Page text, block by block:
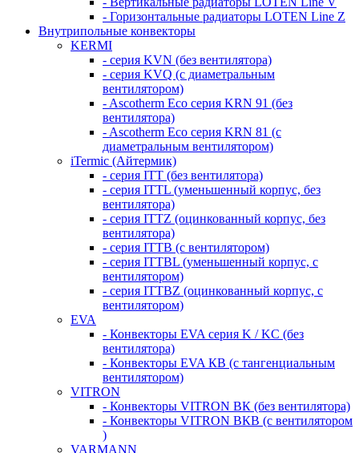
- Горизонтальные радиаторы LOTEN Line Z
Внутрипольные конвекторы
KERMI
- серия KVN (без вентилятора)
- серия KVQ (с диаметральным
вентилятором)
- Ascotherm Eco серия KRN 91 (без
вентилятора)
- Ascotherm Eco серия KRN 81 (с
диаметральным вентилятором)
iTermic (Айтермик)
- серия ITT (без вентилятора)
- серия ITTL (уменьшенный корпус, без
вентилятора)
- серия ITTZ (оцинкованный корпус, без
вентилятора)
- серия ITTB (с вентилятором)
- серия ITTBL (уменьшенный корпус, с
вентилятором)
- серия ITTBZ (оцинкованный корпус, с
вентилятором)
EVA
- Конвекторы EVA серия K / KC (без
вентилятора)
- Конвекторы EVA КВ (с тангенциальным
вентилятором)
VITRON
- Конвекторы VITRON ВК (без вентилятора)
- Конвекторы VITRON ВКВ (с вентилятором
)
VARMANN